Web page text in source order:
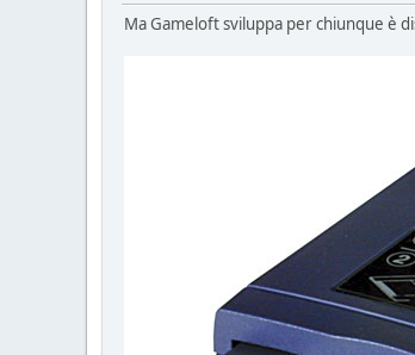
Ma Gameloft sviluppa per chiunque è